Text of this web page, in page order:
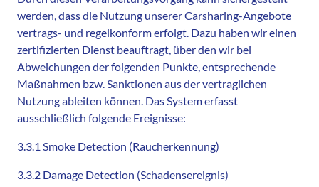
werden, dass die Nutzung unserer Carsharing-Angebote
vertrags- und regelkonform erfolgt. Dazu haben wir einen
zertifizierten Dienst beauftragt, über den wir bei
Abweichungen der folgenden Punkte, entsprechende
Maßnahmen bzw. Sanktionen aus der vertraglichen
Nutzung ableiten können. Das System erfasst
ausschließlich folgende Ereignisse:
3.3.1 Smoke Detection (Raucherkennung)
3.3.2 Damage Detection (Schadensereignis)